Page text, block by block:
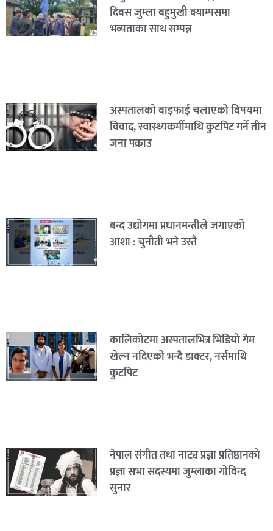
दिवस जुम्ला बहुमुखी क्याम्पसमा
भव्यताका साथ सम्पन्न
अस्पतालको वाइफाई चलाएको विषयमा
विवाद, स्वास्थ्यकर्मीमाथि कुटपिट गर्ने तीन
जना पक्राउ
बन्द उद्योगमा प्रधानमन्त्रीले जगाएको
आशा : चुनौती भने उस्तै
कालिकोटमा अस्पतालभित्र भिडियो गेम
खेल्न नदिएको भन्दै डाक्टर, नर्समाथि
कुटपिट
नेपाल संगीत तथा नाट्य प्रज्ञा प्रतिष्ठानको
प्रज्ञा सभा सदस्यमा जुम्लाका गोविन्द
सुनार